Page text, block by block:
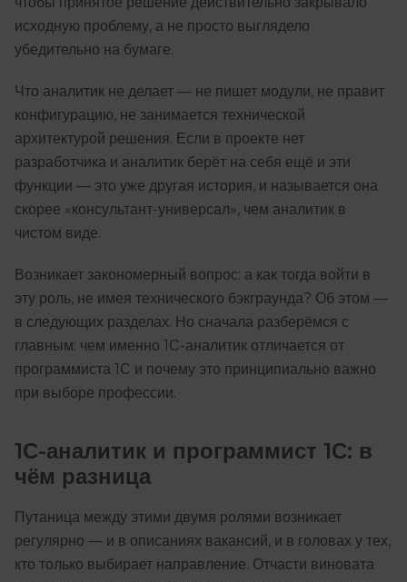
исходную проблему, а не просто выглядело
убедительно на бумаге.
Что аналитик не делает — не пишет модули, не правит
конфигурацию, не занимается технической
архитектурой решения. Если в проекте нет
разработчика и аналитик берёт на себя ещё и эти
функции — это уже другая история, и называется она
скорее «консультант-универсал», чем аналитик в
чистом виде.
Возникает закономерный вопрос: а как тогда войти в
эту роль, не имея технического бэкграунда? Об этом —
в следующих разделах. Но сначала разберёмся с
главным: чем именно 1С-аналитик отличается от
программиста 1С и почему это принципиально важно
при выборе профессии.
1С-аналитик и программист 1С: в
чём разница
Путаница между этими двумя ролями возникает
регулярно — и в описаниях вакансий, и в головах у тех,
кто только выбирает направление. Отчасти виновата